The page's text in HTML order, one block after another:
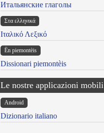
Итальянские глаголы
Στα ελληνικά
Ιταλικό Λεξικό
Ën piemontèis
Dissionari piemontèis
Le nostre applicazioni mobili
Android
Dizionario italiano